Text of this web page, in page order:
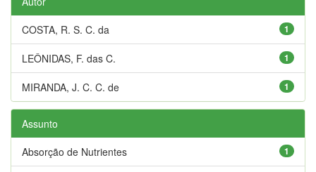
1
COSTA, R. S. C. da
1
LEÔNIDAS, F. das C.
1
MIRANDA, J. C. C. de
Assunto
1
Absorção de Nutrientes